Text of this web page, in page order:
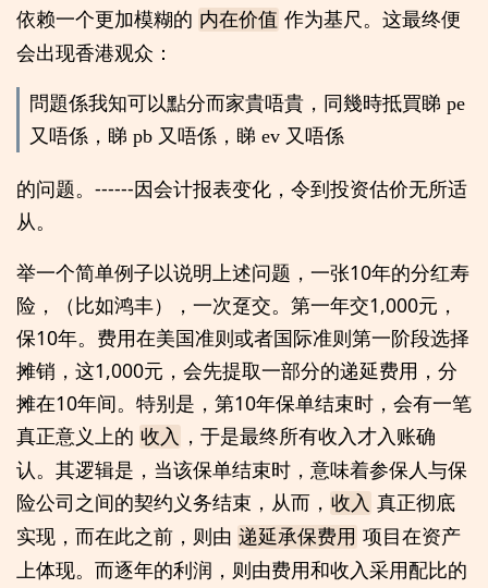
依赖一个更加模糊的 内在价值 作为基尺。这最终便
会出现香港观众：
問題係我知可以點分而家貴唔貴，同幾時抵買睇 pe
又唔係，睇 pb 又唔係，睇 ev 又唔係
的问题。------因会计报表变化，令到投资估价无所适
从。
举一个简单例子以说明上述问题，一张10年的分红寿
险，（比如鸿丰），一次趸交。第一年交1,000元，
保10年。费用在美国准则或者国际准则第一阶段选择
摊销，这1,000元，会先提取一部分的递延费用，分
摊在10年间。特别是，第10年保单结束时，会有一笔
真正意义上的 收入 ，于是最终所有收入才入账确
认。其逻辑是，当该保单结束时，意味着参保人与保
险公司之间的契约义务结束，从而， 收入 真正彻底
实现，而在此之前，则由 递延承保费用 项目在资产
上体现。而逐年的利润，则由费用和收入采用配比的